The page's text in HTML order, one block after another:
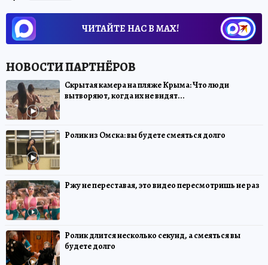
ЧИТАЙТЕ НАС В МАХ!
Скрытая камера на пляже Крыма: Что люди
вытворяют, когда их не видят...
Ролик из Омска: вы будете смеяться долго
Ржу не переставая, это видео пересмотришь не раз
Ролик длится несколько секунд, а смеяться вы
будете долго